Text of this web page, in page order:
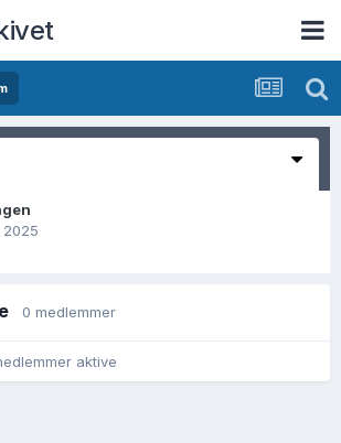
2025
0 medlemmer
aktive